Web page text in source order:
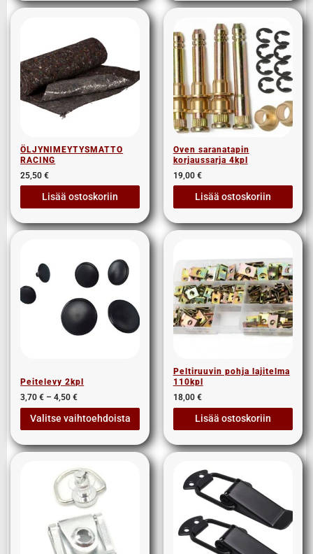
ÖLJYNIMEYTYSMATTO
RACING
25,50€
Lisää ostoskoriin
Oven saranatapin
korjaussarja 4kpl
19,00 €
Lisää ostoskoriin
Peitelevy 2kpl
3,70€ – 4,50€
Valitse vaihtoehdoista
Peltiruuvin pohja lajitelma
110kpl
18,00 €
Lisää ostoskoriin